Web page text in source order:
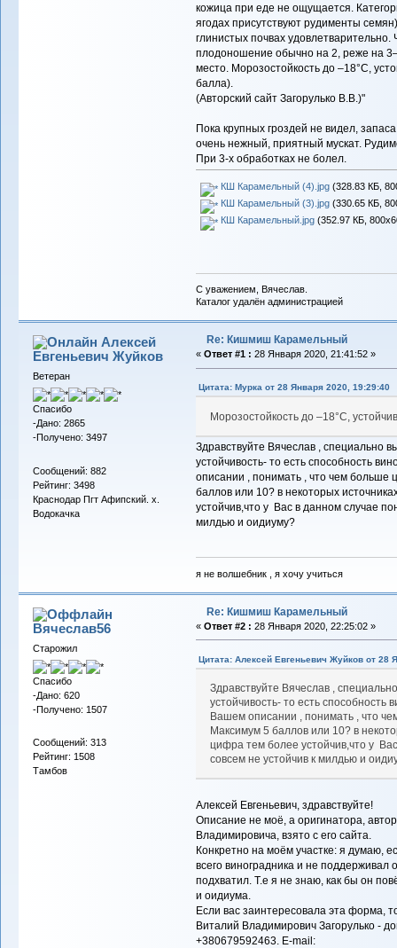
кожица при еде не ощущается.
ягодах присутствуют рудименты
глинистых почвах
плодоношение обычно на 2, реже на
место. Морозостойкость до –18°С,
балла).
(Авторский сайт Загорулько В.В.)"
Пока крупных гроздей не видел,
очень нежный, приятный мускат.
При 3-х обработках не болел.
КШ Карамельный (4).jpg(328.83 КБ,
КШ Карамельный (3).jpg(330.65 КБ,
КШ Карамельный.jpg(352.97 КБ,
С уважением, Вячеслав.
Каталог удалён администрацией
Алексей
Евгеньевич Жуйков
Ветеран
Спасибо
-Дано: 2865
-Получено: 3497
Сообщений: 882
Рейтинг: 3498
Краснодар Пгт Афипский. х.
Водокачка
Re: Кишмиш Карамельный
« Ответ #1 : 28 Января 2020, 21:41:52 »
Цитата: Мурка от 28 Января 2020, 19:29:40
Морозостойкость до –18°С,
Здравствуйте Вячеслав , специально
устойчивость- то есть способность
описании , понимать , что чем больше
баллов или 10? в некоторых
устойчив,что у Вас в данном случае
милдью и оидиуму?
я не волшебник , я хочу учиться
Вячеслав56
Старожил
Спасибо
-Дано: 620
-Получено: 1507
Сообщений: 313
Рейтинг: 1508
Тамбов
Re: Кишмиш Карамельный
« Ответ #2 : 28 Января 2020, 22:25:02 »
Цитата: Алексей Евгеньевич Жуйков от 28
Здравствуйте Вячеслав ,
устойчивость- то есть
Вашем описании , понимать , что
Максимум 5 баллов или 10? в
цифра тем более устойчив,что у
совсем не устойчив к милдью и
Алексей Евгеньевич, здравствуйте!
Описание не моё, а оригинатора,
Владимировича, взято с его сайта.
Конкретно на моём участке: я думаю,
всего виноградника и не
подхватил. Т.е я не знаю, как бы он
и оидиума.
Если вас заинтересовала эта форма,
Виталий Владимирович Загорулько -
+380679592463. E-mail: